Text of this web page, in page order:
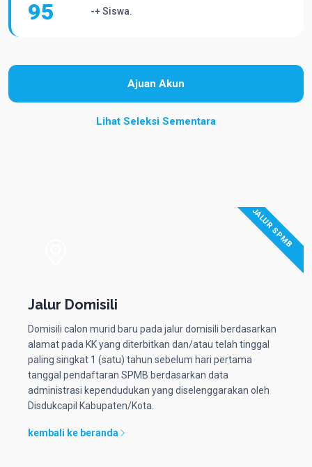
95 -+ Siswa.
Ajuan Akun
Lihat Seleksi Sementara
JALUR SPMB
Jalur Domisili
Domisili calon murid baru pada jalur domisili berdasarkan
alamat pada KK yang diterbitkan dan/atau telah tinggal
paling singkat 1 (satu) tahun sebelum hari pertama
tanggal pendaftaran SPMB berdasarkan data
administrasi kependudukan yang diselenggarakan oleh
Disdukcapil Kabupaten/Kota.
kembali ke beranda